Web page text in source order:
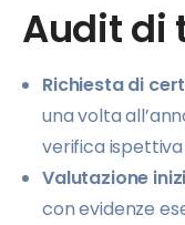
Audit di
Richiesta di
una volta
verifica
Valutazione
con evidenze